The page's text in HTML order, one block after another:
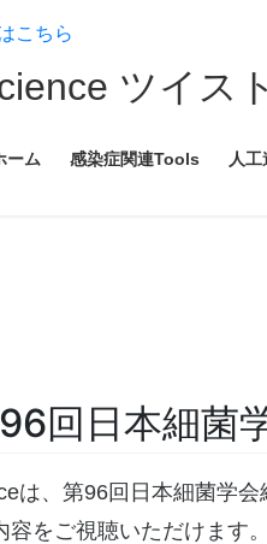
こちら
ツイス
ーム 感染症関連Tools 人
回日本細菌
は、第96回日本細菌学
容をご視聴いただけます。